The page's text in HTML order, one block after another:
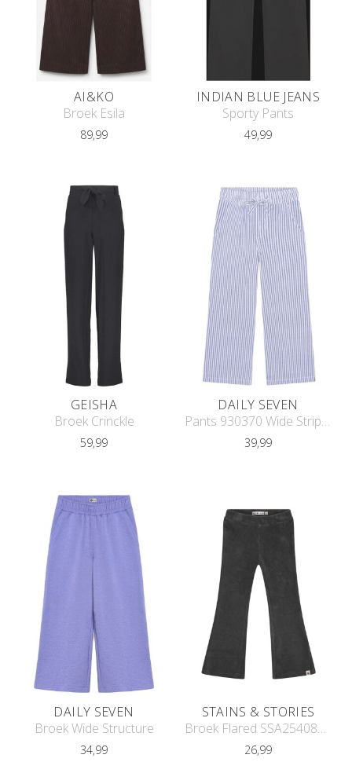
AI&KO
Broek Esila
89,99
INDIAN BLUE JEANS
Sporty Pants
49,99
GEISHA
Broek Crinckle
59,99
DAILY SEVEN
Pants 930370 Wide Striped
39,99
DAILY SEVEN
Broek Wide Structure
34,99
STAINS & STORIES
Broek Flared SSA25408258
26,99